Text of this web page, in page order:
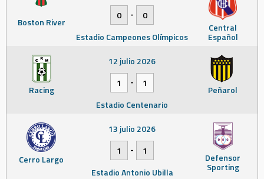
Boston River Central
Español
0
-
0
Estadio Campeones Olímpicos
Racing Peñarol
12 julio 2026
1
-
1
Estadio Centenario
Cerro Largo Defensor
Sporting
13 julio 2026
1
-
1
Estadio Antonio Ubilla